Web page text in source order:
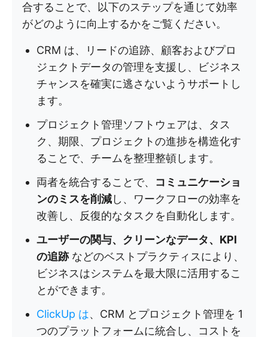
合することで、以下のステップを通じて効率
がどのように向上するかをご覧ください。
CRM は、リードの追跡、顧客およびプロ
ジェクトデータの管理を支援し、ビジネス
チャンスを確実に逃さないようサポートし
ます。
プロジェクト管理ソフトウェアは、タス
ク、期限、プロジェクトの進捗を構造化す
ることで、チームを整理整頓します。
両者を統合することで、 コミュニケーショ
ンのミスを削減し、ワークフローの効率を
改善し、反復的なタスクを自動化します。
ユーザーの関与、クリーンなデータ、KPI
の追跡などのベストプラクティスにより、
ビジネスはシステムを最大限に活用するこ
とができます。
ClickUp は、CRM とプロジェクト管理を 1
つのプラットフォームに統合し、コストを